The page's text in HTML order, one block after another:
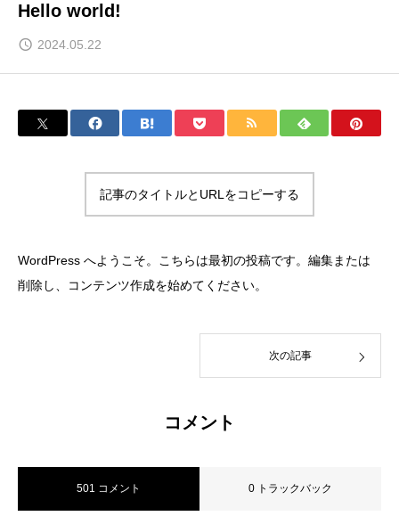
Hello world!
2024.05.22
記事のタイトルとURLをコピーする
WordPress へようこそ。こちらは最初の投稿です。編集または
削除し、コンテンツ作成を始めてください。
次の記事
コメント
501 コメント 0 トラックバック